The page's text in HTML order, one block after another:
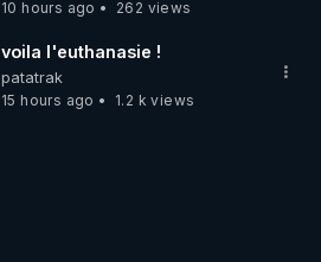
10 hours ago
262 views
voila l'euthanasie !
patatrak
15 hours ago
1.2 k views